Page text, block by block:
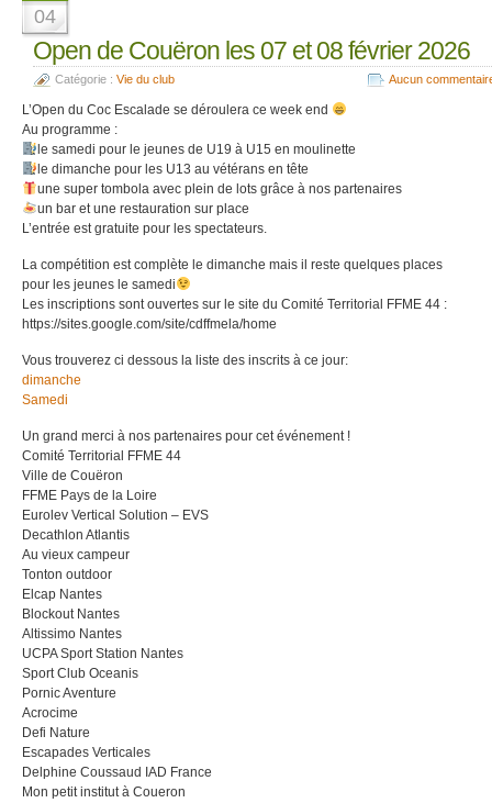
04
Open de Couëron les 07 et 08 février 2026
Catégorie : Vie du club Aucun
L’Open du Coc Escalade se déroulera ce week end
Au programme :
le samedi pour le jeunes de U19 à U15 en moulinette
le dimanche pour les U13 au vétérans en tête
une super tombola avec plein de lots grâce à nos partenaires
un bar et une restauration sur place
L’entrée est gratuite pour les spectateurs.
La compétition est complète le dimanche mais il reste quelques places
pour les jeunes le samedi
Les inscriptions sont ouvertes sur le site du Comité Territorial FFME 44 :
https://sites.google.com/site/cdffmela/home
Vous trouverez ci dessous la liste des inscrits à ce jour:
dimanche
Samedi
Un grand merci à nos partenaires pour cet événement !
Comité Territorial FFME 44
Ville de Couëron
FFME Pays de la Loire
Eurolev Vertical Solution – EVS
Decathlon Atlantis
Au vieux campeur
Tonton outdoor
Elcap Nantes
Blockout Nantes
Altissimo Nantes
UCPA Sport Station Nantes
Sport Club Oceanis
Pornic Aventure
Acrocime
Defi Nature
Escapades Verticales
Delphine Coussaud IAD France
Mon petit institut à Coueron